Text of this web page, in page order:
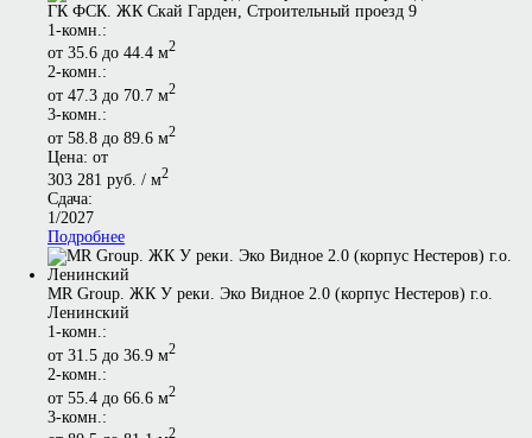
ГК ФСК. ЖК Скай Гарден, Строительный проезд 9
1-комн.:
от 35.6 до 44.4 м2
2-комн.:
от 47.3 до 70.7 м2
3-комн.:
от 58.8 до 89.6 м2
Цена: от
303 281 руб. / м2
Сдача:
1/2027
Подробнее
MR Group. ЖК У реки. Эко Видное 2.0 (корпус Нестеров) г.о.
Ленинский
1-комн.:
от 31.5 до 36.9 м2
2-комн.:
от 55.4 до 66.6 м2
3-комн.:
2